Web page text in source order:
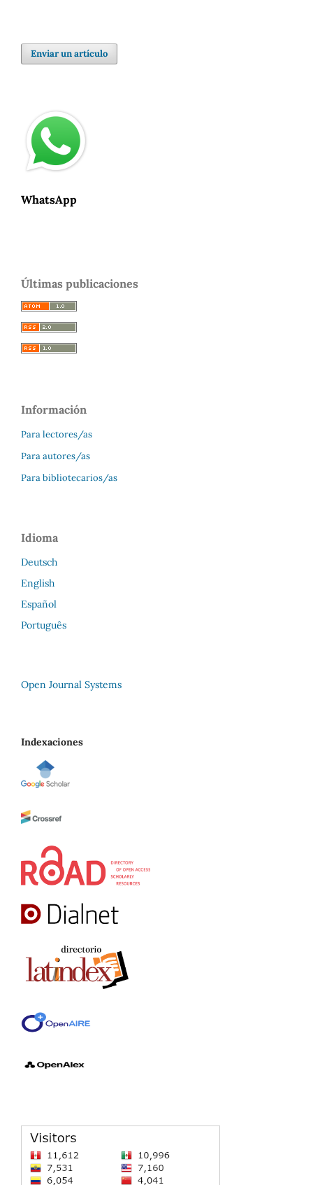
Enviar un artículo
WhatsApp
Últimas publicaciones
Información
Para lectores/as
Para autores/as
Para bibliotecarios/as
Idioma
Deutsch
English
Español
Português
Open Journal Systems
Indexaciones